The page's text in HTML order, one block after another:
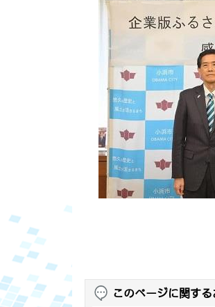
このページに関す